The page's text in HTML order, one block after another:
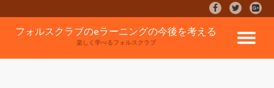
fa-
facebook
fa-
twitter
fa-
plus-
square
ナ
フォルスクラブのeラーニングの今後を考える
楽しく学べるフォルスクラブ